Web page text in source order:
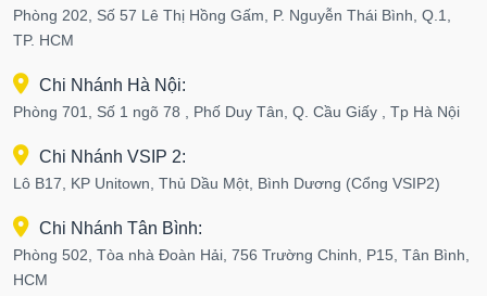
Phòng 202, Số 57 Lê Thị Hồng Gấm, P. Nguyễn Thái Bình, Q.1,
TP. HCM
Chi Nhánh Hà Nội:
Phòng 701, Số 1 ngõ 78 , Phố Duy Tân, Q. Cầu Giấy , Tp Hà Nội
Chi Nhánh VSIP 2:
Lô B17, KP Unitown, Thủ Dầu Một, Bình Dương (Cổng VSIP2)
Chi Nhánh Tân Bình:
Phòng 502, Tòa nhà Đoàn Hải, 756 Trường Chinh, P15, Tân Bình,
HCM